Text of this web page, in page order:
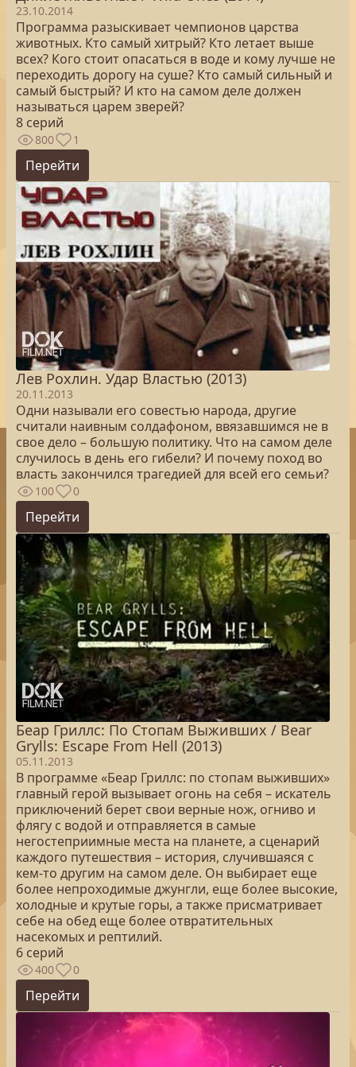
23.10.2014
Программа разыскивает чемпионов царства
животных. Кто самый хитрый? Кто летает выше
всех? Кого стоит опасаться в воде и кому лучше не
переходить дорогу на суше? Кто самый сильный и
самый быстрый? И кто на самом деле должен
называться царем зверей?
8 серий
800 1
Перейти
Лев Рохлин. Удар Властью (2013)
20.11.2013
Одни называли его совестью народа, другие
считали наивным солдафоном, ввязавшимся не в
свое дело – большую политику. Что на самом деле
случилось в день его гибели? И почему поход во
власть закончился трагедией для всей его семьи?
100 0
Перейти
Беар Гриллс: По Стопам Выживших / Bear
Grylls: Escape From Hell (2013)
05.11.2013
В программе «Беар Гриллc: по стопам выживших»
главный герой вызывает огонь на себя – искатель
приключений берет свои верные нож, огниво и
флягу с водой и отправляется в самые
негостеприимные места на планете, а сценарий
каждого путешествия – история, случившаяся с
кем-то другим на самом деле. Он выбирает еще
более непроходимые джунгли, еще более высокие,
холодные и крутые горы, а также присматривает
себе на обед еще более отвратительных
насекомых и рептилий.
6 серий
400 0
Перейти